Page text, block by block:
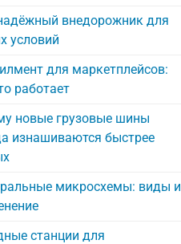
внедорожник для
условий
для маркетплейсов:
работает
новые грузовые шины
изнашиваются быстрее
микросхемы: виды и
станции для